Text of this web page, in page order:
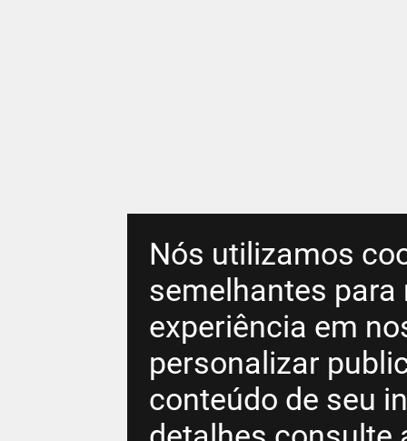
Nós utilizamos
semelhantes para
experiência em
personalizar
conteúdo de seu